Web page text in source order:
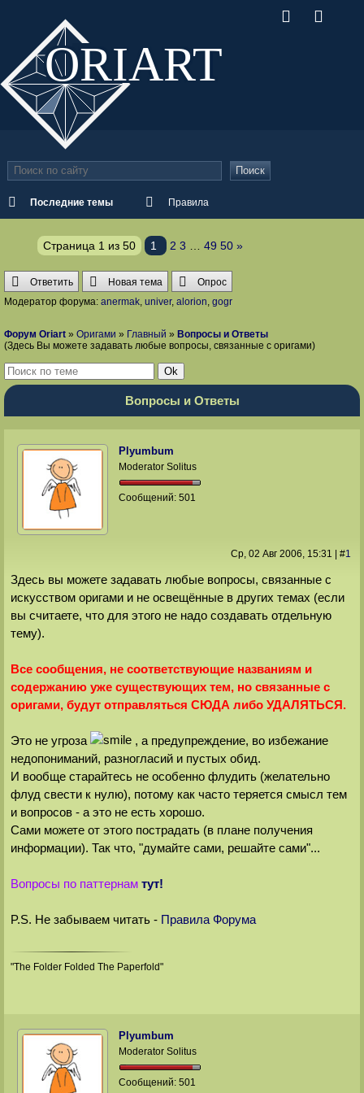
ORIART
Последние темы Правила
Поиск
Страница 1 из 50 1 2 3 49 50 »
Ответить Новая тема
Опрос
Модератор форума: anermak, univer, alorion, gogr
Форум Oriart » Оригами » Главный » Вопросы и Ответы
(Здесь Вы можете задавать любые вопросы, связанные с оригами)
Вопросы и Ответы
Plyumbum
Moderator Solitus
Сообщений:501
Ср, 02 Авг 2006, 15:31 #1
Здесь вы можете задавать любые вопросы, связанные с
искусством оригами и не освещённые в других темах (если
вы считаете, что для этого не надо создавать отдельную
тему).
Все сообщения, не соответствующие названиям и
содержанию уже существующих тем, но связанные с
оригами, будут отправляться СЮДА либо УДАЛЯТЬСЯ.
Это не угроза
, а предупреждение, во избежание
недопониманий, разногласий и пустых обид.
И вообще старайтесь не особенно флудить (желательно
флуд свести к нулю), потому как часто теряется смысл тем
и вопросов - а это не есть хорошо.
Сами можете от этого пострадать (в плане получения
информации). Так что, "думайте сами, решайте сами"...
Вопросы по паттернам тут!
P.S. Не забываем читать - Правила Форума
"The Folder Folded The Paperfold"
Plyumbum
Moderator Solitus
Сообщений:501